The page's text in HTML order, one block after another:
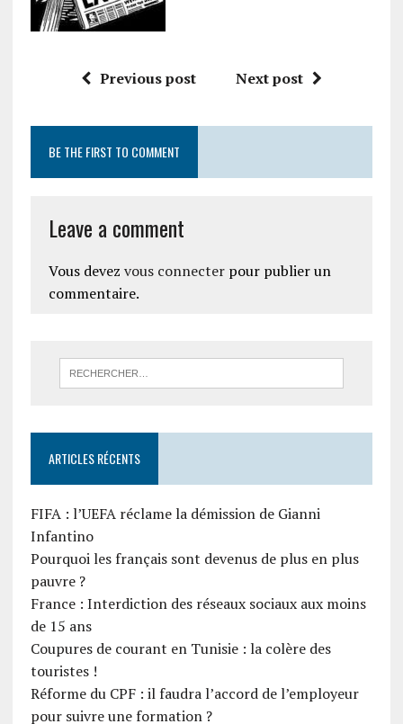
Previous post Next post
BE THE FIRST TO COMMENT
Leave a comment
Vous devez vous connecterpour publier un
commentaire.
ARTICLES RÉCENTS
FIFA : l’UEFA réclame la démission de Gianni
Infantino
Pourquoi les français sont devenus de plus en plus
pauvre ?
France : Interdiction des réseaux sociaux aux moins
de 15 ans
Coupures de courant en Tunisie : la colère des
touristes !
Réforme du CPF : il faudra l’accord de l’employeur
pour suivre une formation ?